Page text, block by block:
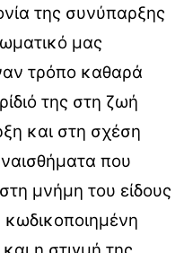
της συνύπαρξης
μας
τρόπο καθαρά
της στη ζωή
και στη σχέση
που
μνήμη του είδους